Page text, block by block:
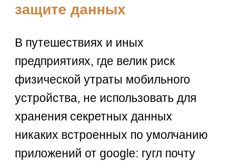
защите данных
В путешествиях и иных
предприятиях, где велик риск
физической утраты мобильного
устройства, не использовать для
хранения секретных данных
никаких встроенных по умолчанию
приложений от google: гугл почту